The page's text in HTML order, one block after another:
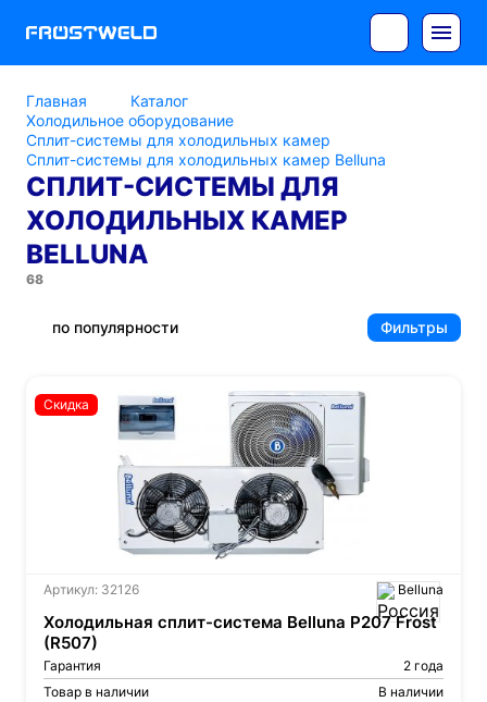
Главная
Каталог
Холодильное оборудование
Сплит-системы для холодильных камер
Сплит-системы для холодильных камер Belluna
СПЛИТ-СИСТЕМЫ ДЛЯ
ХОЛОДИЛЬНЫХ КАМЕР
BELLUNA
68
по популярности Фильтры
Артикул: 32126 Belluna
Холодильная сплит-система Belluna P207 Frost
(R507)
Гарантия
2 года
Товар в наличии
В наличии
Скидка